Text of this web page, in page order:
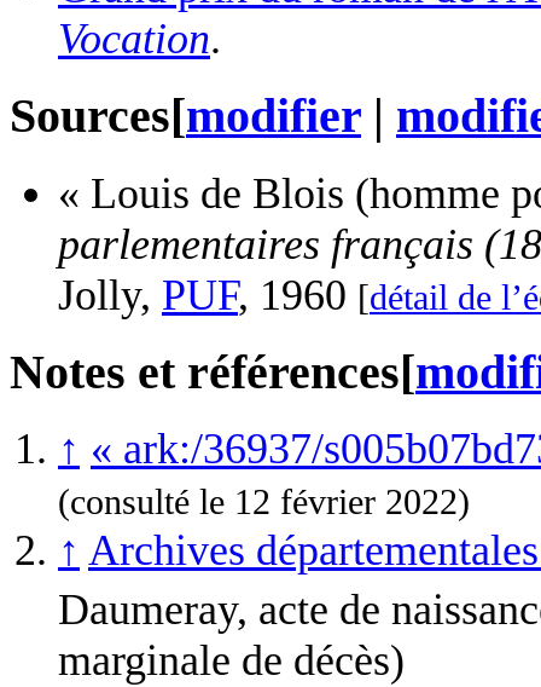
Vocation.
Sources[modifier |
« Louis de Blois (homme
parlementaires français
Jolly, PUF, 1960 [détail de
Notes et références[
↑ « ark:/36937/
(consulté le 12 février 2022)
↑ Archives
Daumeray, acte de
marginale de décès)